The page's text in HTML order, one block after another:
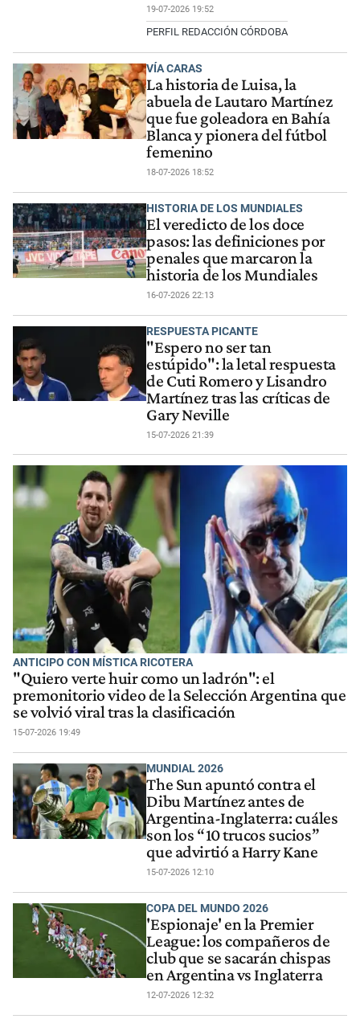
19-07-2026 19:52
PERFIL REDACCIÓN CÓRDOBA
VÍA CARAS
La historia de Luisa, la
abuela de Lautaro Martínez
que fue goleadora en Bahía
Blanca y pionera del fútbol
femenino
18-07-2026 18:52
HISTORIA DE LOS MUNDIALES
El veredicto de los doce
pasos: las definiciones por
penales que marcaron la
historia de los Mundiales
16-07-2026 22:13
RESPUESTA PICANTE
"Espero no ser tan
estúpido": la letal respuesta
de Cuti Romero y Lisandro
Martínez tras las críticas de
Gary Neville
15-07-2026 21:39
ANTICIPO CON MÍSTICA RICOTERA
"Quiero verte huir como un ladrón": el
premonitorio video de la Selección Argentina que
se volvió viral tras la clasificación
15-07-2026 19:49
MUNDIAL 2026
The Sun apuntó contra el
Dibu Martínez antes de
Argentina-Inglaterra: cuáles
son los “10 trucos sucios”
que advirtió a Harry Kane
15-07-2026 12:10
COPA DEL MUNDO 2026
'Espionaje' en la Premier
League: los compañeros de
club que se sacarán chispas
en Argentina vs Inglaterra
12-07-2026 12:32